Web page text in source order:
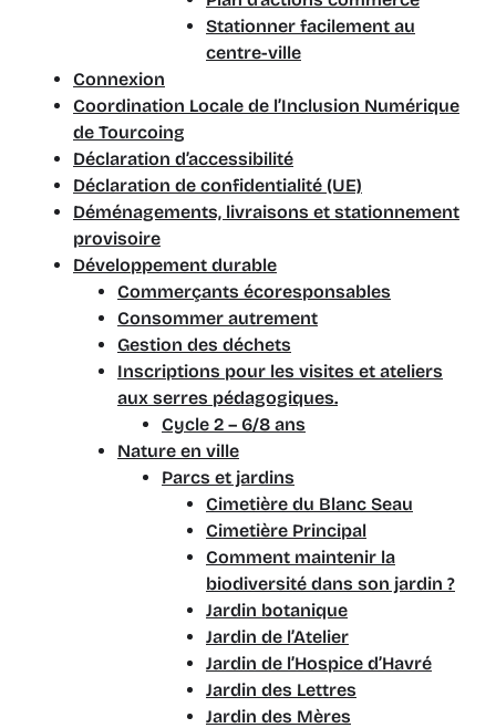
Stationner facilement au
centre-ville
Connexion
Coordination Locale de l’Inclusion Numérique
de Tourcoing
Déclaration d’accessibilité
Déclaration de confidentialité (UE)
Déménagements, livraisons et stationnement
provisoire
Développement durable
Commerçants écoresponsables
Consommer autrement
Gestion des déchets
Inscriptions pour les visites et ateliers
aux serres pédagogiques.
Cycle 2 – 6/8 ans
Nature en ville
Parcs et jardins
Cimetière du Blanc Seau
Cimetière Principal
Comment maintenir la
biodiversité dans son jardin ?
Jardin botanique
Jardin de l’Atelier
Jardin de l’Hospice d’Havré
Jardin des Lettres
Jardin des Mères